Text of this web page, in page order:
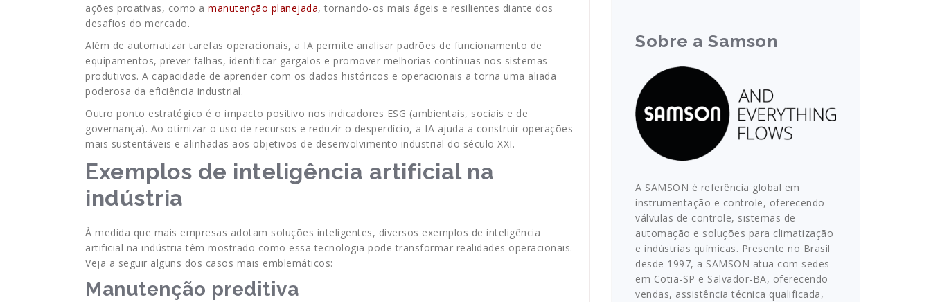
ações proativas, como a manutenção planejada, tornando-os mais ágeis e resilientes diante dos
desafios do mercado.
Além de automatizar tarefas operacionais, a IA permite analisar padrões de funcionamento de
equipamentos, prever falhas, identificar gargalos e promover melhorias contínuas nos sistemas
produtivos. A capacidade de aprender com os dados históricos e operacionais a torna uma aliada
poderosa da eficiência industrial.
Outro ponto estratégico é o impacto positivo nos indicadores ESG (ambientais, sociais e de
governança). Ao otimizar o uso de recursos e reduzir o desperdício, a IA ajuda a construir operações
mais sustentáveis e alinhadas aos objetivos de desenvolvimento industrial do século XXI.
Exemplos de inteligência artificial na
indústria
À medida que mais empresas adotam soluções inteligentes, diversos exemplos de inteligência
artificial na indústria têm mostrado como essa tecnologia pode transformar realidades operacionais.
Veja a seguir alguns dos casos mais emblemáticos:
Manutenção preditiva
Sobre a Samson
A SAMSON é referência global em
instrumentação e controle, oferecendo
válvulas de controle, sistemas de
automação e soluções para climatização
e indústrias químicas. Presente no Brasil
desde 1997, a SAMSON atua com sedes
em Cotia-SP e Salvador-BA, oferecendo
vendas, assistência técnica qualificada,